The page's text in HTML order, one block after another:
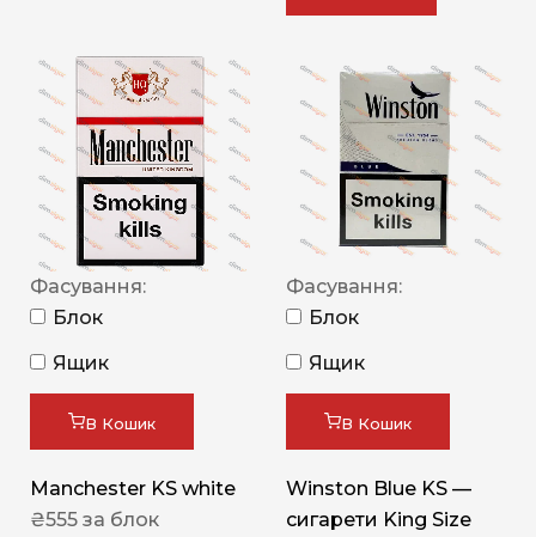
Фасування:
Блок
Ящик
В Кошик
Manchester KS white
₴555 за блок
Фасування:
Блок
Ящик
В Кошик
Winston Blue KS —
сигарети King Size